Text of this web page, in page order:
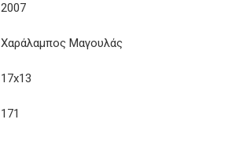
2007
Χαράλαμπος Μαγουλάς
17x13
171